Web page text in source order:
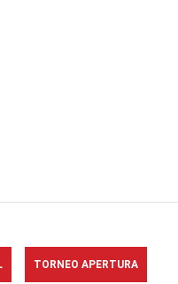
TORNEO APERTURA